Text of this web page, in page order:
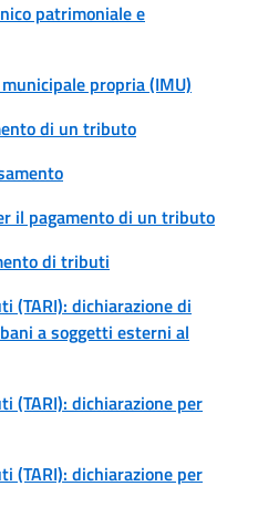
patrimoniale e
propria (IMU)
di un tributo
il pagamento di un tributo
di tributi
(TARI): dichiarazione di
a soggetti esterni al
(TARI): dichiarazione per
(TARI): dichiarazione per